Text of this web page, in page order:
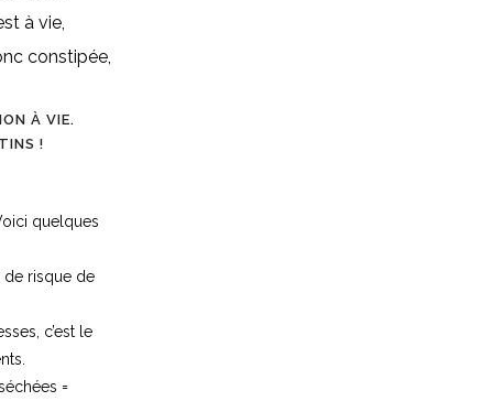
à vie,
constipée,
À VIE.
!
quelques
de risque de
c’est le
=